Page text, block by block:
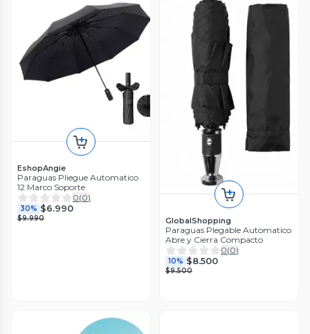
EshopAngie
Paraguas Pliegue Automatico
12 Marco Soporte
0(0)
30% $6.990
$9.990 GlobalShopping
Paraguas Plegable Automatico
Abre y Cierra Compacto
0(0)
10% $8.500
$9.500